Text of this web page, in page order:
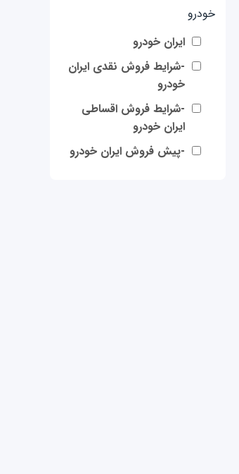
خودرو
ایران خودرو
-شرایط فروش نقدی ایران
خودرو
-شرایط فروش اقساطی
ایران خودرو
-پیش فروش ایران خودرو